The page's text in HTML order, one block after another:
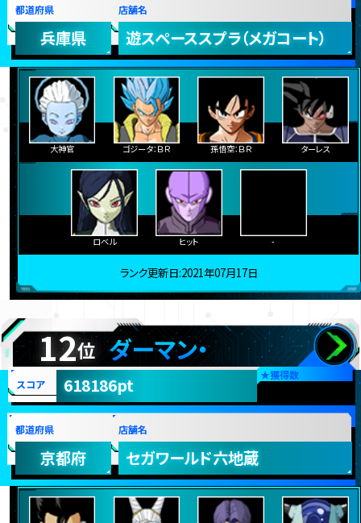
都道府県
兵庫県
店舗名
遊スペーススプラ（メガコート）
大神官 ゴジータ：ＢＲ 孫悟空：ＢＲ ターレス
ロベル ヒット -
ランク更新日:2021年07月17日
12位 ダーマン・
★獲得数
スコア 618186pt
都道府県
京都府
店舗名
セガワールド六地蔵